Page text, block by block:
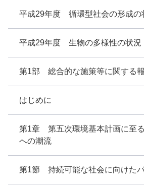
平成29年度 循環型社会の形成の
平成29年度 生物の多様性の状況
第1部 総合的な施策等に関する
はじめに
第1章 第五次環境基本計画に至
への潮流
第1節 持続可能な社会に向けた